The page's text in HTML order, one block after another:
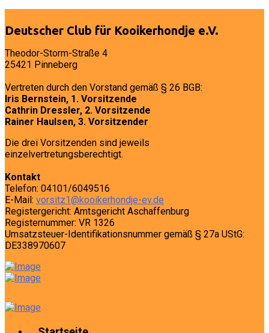
Deutscher Club für Kooikerhondje e.V.
Theodor-Storm-Straße 4
25421 Pinneberg
Vertreten durch den Vorstand gemäß § 26 BGB:
Iris Bernstein, 1. Vorsitzende
Cathrin Dressler, 2. Vorsitzende
Rainer Haulsen, 3. Vorsitzender
Die drei Vorsitzenden sind jeweils
einzelvertretungsberechtigt.
Kontakt
Telefon: 04101/6049516
E-Mail: vorsitz1@kooikerhondje-ev.de
Registergericht: Amtsgericht Aschaffenburg
Registernummer: VR 1326
Umsatzsteuer-Identifikationsnummer gemäß § 27a UStG:
DE338970607